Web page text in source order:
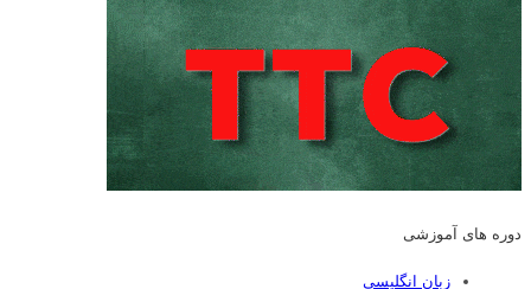
دوره های آموزشی
زبان انگلیسی